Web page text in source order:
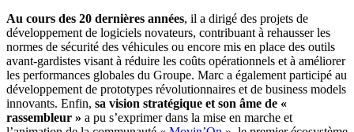
Au cours des 20 dernières années, il a dirigé des projets de
développement de logiciels novateurs, contribuant à rehausser les
normes de sécurité des véhicules ou encore mis en place des outils
avant-gardistes visant à réduire les coûts opérationnels et à améliorer
les performances globales du Groupe. Marc a également participé au
développement de prototypes révolutionnaires et de business models
innovants. Enfin, sa vision stratégique et son âme de «
rassembleur » a pu s’exprimer dans la mise en marche et